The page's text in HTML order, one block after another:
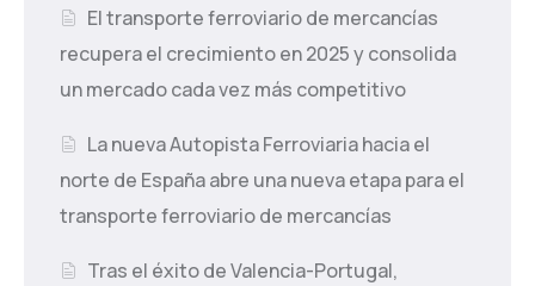
El transporte ferroviario de mercancías
recupera el crecimiento en 2025 y consolida
un mercado cada vez más competitivo
La nueva Autopista Ferroviaria hacia el
norte de España abre una nueva etapa para el
transporte ferroviario de mercancías
Tras el éxito de Valencia-Portugal,